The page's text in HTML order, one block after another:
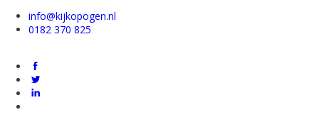
info@kijkopogen.nl
0182 370 825